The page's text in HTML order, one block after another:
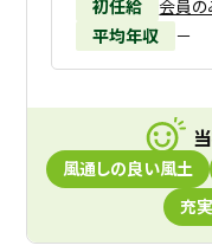
初任給
会員
平均年収
－
風通しの良い風土
充